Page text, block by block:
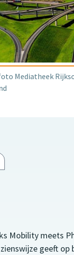
Mediatheek
Mobility meets
geeft